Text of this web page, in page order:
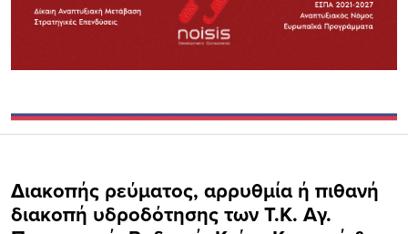
Διακοπής ρεύματος, αρρυθμία ή πιθανή
διακοπή υδροδότησης των Τ.Κ. Αγ.